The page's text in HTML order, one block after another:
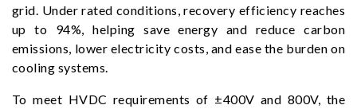
grid. Under rated conditions, recovery efficiency reaches
up to 94%, helping save energy and reduce carbon
emissions, lower electricity costs, and ease the burden on
cooling systems.
To meet HVDC requirements of ±400V and 800V, the